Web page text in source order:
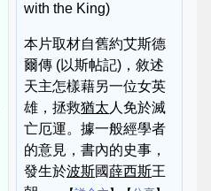
with the King)
本片取材自舊約艾斯德
爾傳 (以斯帖記)，敘述
天主怎樣藉另一位女英
雄，拯救猶太 人免於滅
亡厄運。據一般經學者
的意見，書內的史事，
發生於波斯國薛西斯王